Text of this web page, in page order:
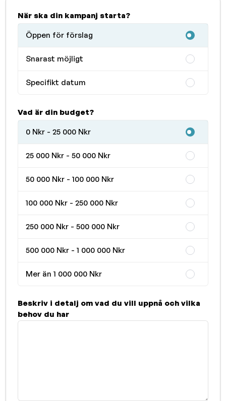
När ska din kampanj starta?
Öppen för förslag
Snarast möjligt
Specifikt datum
Vad är din budget?
0 Nkr - 25 000 Nkr
25 000 Nkr - 50 000 Nkr
50 000 Nkr - 100 000 Nkr
100 000 Nkr - 250 000 Nkr
250 000 Nkr - 500 000 Nkr
500 000 Nkr - 1 000 000 Nkr
Mer än 1 000 000 Nkr
Beskriv i detalj om vad du vill uppnå och vilka
behov du har